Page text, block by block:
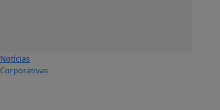
Notícias
Corporativas